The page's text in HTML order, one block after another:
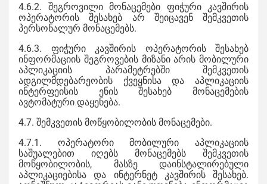
4.6.2. შეგროვილი მონაცემები ფიჭური კავშირის
ოპერატორის შესახებ არ შეიცავენ შემკვეთის
პერსონალურ მონაცემებს.
4.6.3. ფიჭური კავშირის ოპერატორის შესახებ
ინფორმაციის შეგროვების მიზანი არის მობილური
აპლიკაციის პარამეტრებში შემკვეთის
ადგილმდებარეობის ქვეყნისა და აპლიკაციის
ინტერფეისის ენის შესახებ მონაცემების
ავტომატური დაყენება.
4.7. შემკვეთის მოწყობილობის მონაცემები.
4.7.1. ოპერატორი მობილური აპლიკაციის
საშუალებით იღებს მონაცემებს შემკვეთის
მოწყობილობის, მასზე დაინსტალირებული
აპლიკაციებისა და ინტერნეტ კავშირის შესახებ.